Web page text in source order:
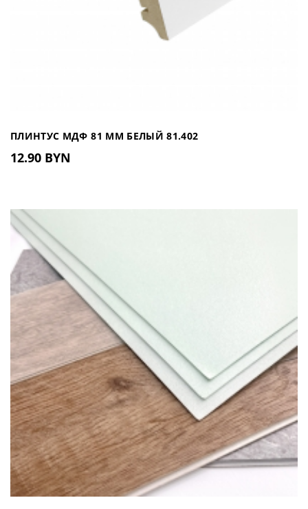
ПЛИНТУС МДФ 81 ММ БЕЛЫЙ 81.402
12.90 BYN